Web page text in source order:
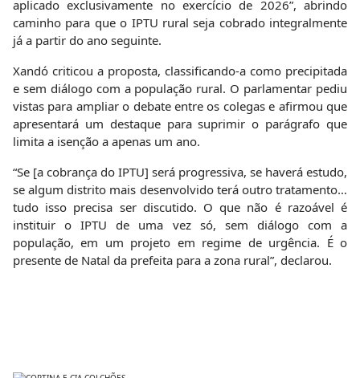
aplicado exclusivamente no exercício de 2026”, abrindo
caminho para que o IPTU rural seja cobrado integralmente
já a partir do ano seguinte.
Xandó criticou a proposta, classificando-a como precipitada
e sem diálogo com a população rural. O parlamentar pediu
vistas para ampliar o debate entre os colegas e afirmou que
apresentará um destaque para suprimir o parágrafo que
limita a isenção a apenas um ano.
“Se [a cobrança do IPTU] será progressiva, se haverá estudo,
se algum distrito mais desenvolvido terá outro tratamento…
tudo isso precisa ser discutido. O que não é razoável é
instituir o IPTU de uma vez só, sem diálogo com a
população, em um projeto em regime de urgência. É o
presente de Natal da prefeita para a zona rural”, declarou.